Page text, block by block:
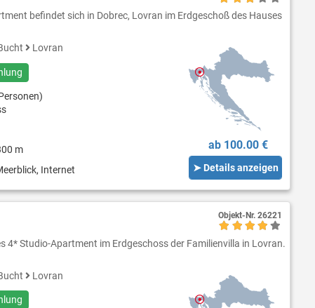
befindet sich in Dobrec, Lovran im Erdgeschoß des Hauses
Lovran
m
Internet
ab 100.00 €
➤ Details anzeigen
4* Studio-Apartment im Erdgeschoss der Familienvilla in Lovran.
Lovran
Objekt-Nr. 26221